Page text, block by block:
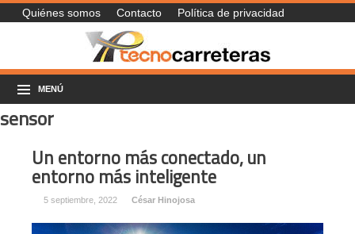
Quiénes somos Contacto Política de privacidad
MENÚ
sensor
Un entorno más conectado, un
entorno más inteligente
5 septiembre, 2022 César Hinojosa